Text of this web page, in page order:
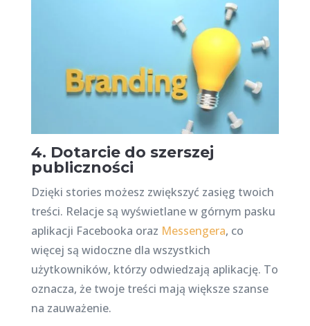
4. Dotarcie do szerszej
publiczności
Dzięki stories możesz zwiększyć zasięg twoich
treści. Relacje są wyświetlane w górnym pasku
aplikacji Facebooka oraz Messengera, co
więcej są widoczne dla wszystkich
użytkowników, którzy odwiedzają aplikację. To
oznacza, że twoje treści mają większe szanse
na zauważenie.